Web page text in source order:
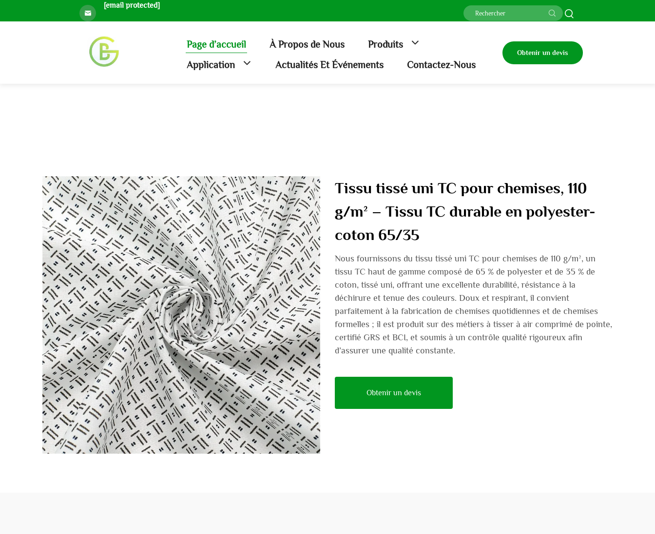
[email protected]
Page d’accueil À Propos de Nous
Produits
Application
Actualités Et Événements Contactez-Nous
Obtenir un devis
Tissu tissé uni TC pour chemises, 110
g/m² – Tissu TC durable en polyester-
coton 65/35
Nous fournissons du tissu tissé uni TC pour chemises de 110 g/m², un
tissu TC haut de gamme composé de 65 % de polyester et de 35 % de
coton, tissé uni, offrant une excellente durabilité, résistance à la
déchirure et tenue des couleurs. Doux et respirant, il convient
parfaitement à la fabrication de chemises quotidiennes et de chemises
formelles ; il est produit sur des métiers à tisser à air comprimé de pointe,
certifié GRS et BCI, et soumis à un contrôle qualité rigoureux afin
d’assurer une qualité constante.
Obtenir un devis